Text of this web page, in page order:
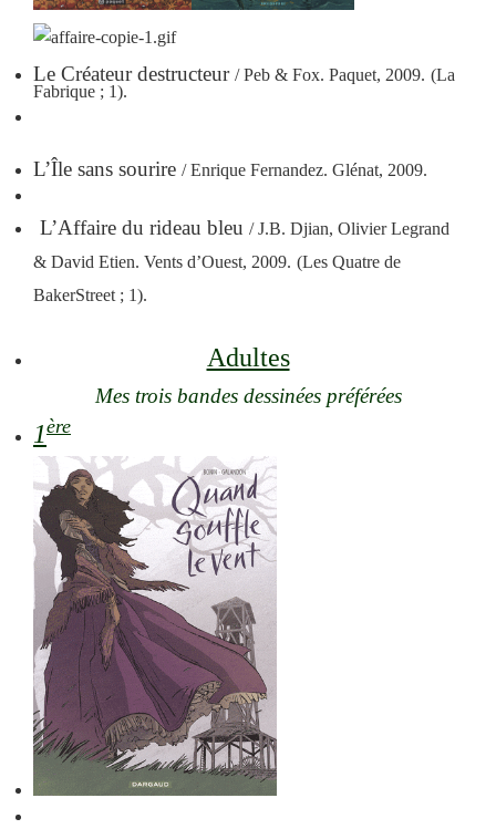
Le Créateur destructeur / Peb & Fox. Paquet, 2009. (La
Fabrique ; 1).
L’Île sans sourire / Enrique Fernandez. Glénat, 2009.
L’Affaire du rideau bleu / J.B. Djian, Olivier Legrand
& David Etien. Vents d’Ouest, 2009. (Les Quatre de
BakerStreet ; 1).
Adultes
Mes trois bandes dessinées préférées
1ère